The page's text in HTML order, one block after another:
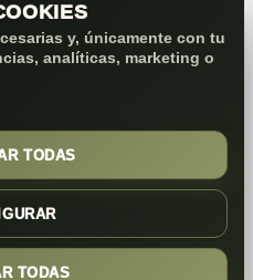
y, únicamente con tu
analíticas, marketing o
TODAS
TODAS